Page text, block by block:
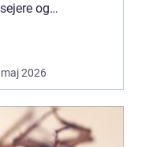
og
2026